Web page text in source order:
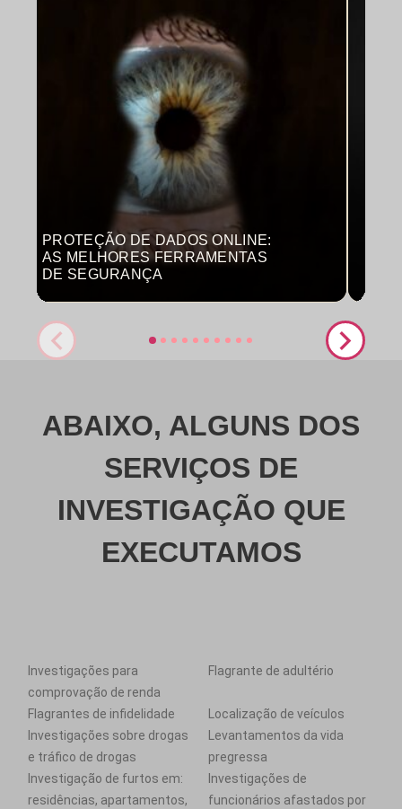
PROTEÇÃO DE DADOS ONLINE:
AS MELHORES FERRAMENTAS
DE SEGURANÇA
ABAIXO, ALGUNS DOS
SERVIÇOS DE
INVESTIGAÇÃO QUE
EXECUTAMOS
Investigações para
comprovação de renda
Flagrante de adultério
Flagrantes de infidelidade
Localização de veículos
Investigações sobre drogas
e tráfico de drogas
Levantamentos da vida
pregressa
Investigação de furtos em:
residências, apartamentos,
Investigações de
funcionários afastados por